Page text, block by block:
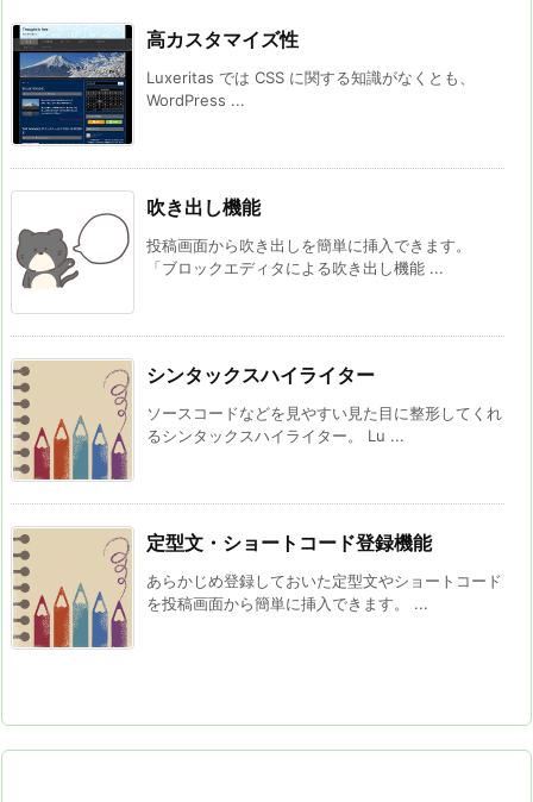
高カスタマイズ性
Luxeritas では CSS に関する知識がなくとも、
WordPress ...
吹き出し機能
投稿画面から吹き出しを簡単に挿入できます。
「ブロックエディタによる吹き出し機能 ...
シンタックスハイライター
ソースコードなどを見やすい見た目に整形してくれ
るシンタックスハイライター。 Lu ...
定型文・ショートコード登録機能
あらかじめ登録しておいた定型文やショートコード
を投稿画面から簡単に挿入できます。 ...